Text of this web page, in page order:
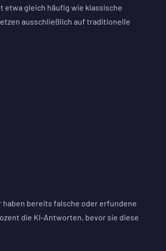
etwa gleich häufig wie klassische
ausschließlich auf traditionelle
haben bereits falsche oder erfundene
die KI-Antworten, bevor sie diese